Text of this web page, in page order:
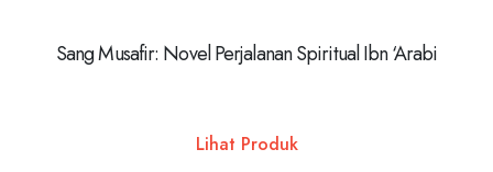
Sang Musafir: Novel Perjalanan Spiritual Ibn ‘Arabi
Lihat Produk